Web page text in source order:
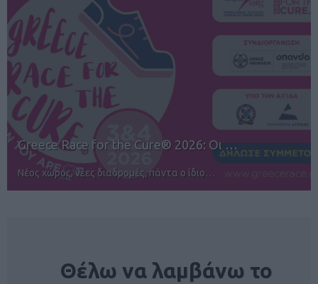
12ος TUI Rhodes Marathon: Άνοιγμα ε…
Αγώνες για όλους στην Ρόδο
Θέλω να λαμβάνω το